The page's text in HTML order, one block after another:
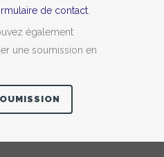
de contact
également
une soumission en